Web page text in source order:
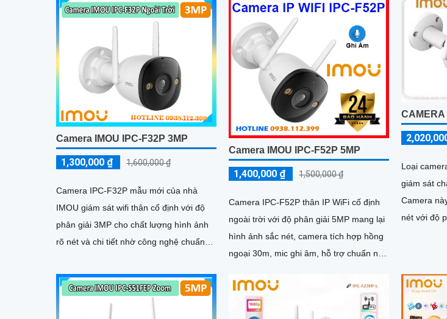
Camera IMOU IPC-F32P 3MP
1,300,000 ₫ 1,600,000 ₫
Camera IPC-F32P mẫu mới của nhà
IMOU giám sát wifi thân cố định với độ
phân giải 3MP cho chất lượng hình ảnh
rõ nét và chi tiết nhờ công nghệ chuẩn
Camera IMOU IPC-F52P 5MP
1,400,000 ₫ 1,500,000 ₫
Camera IPC-F52P thân IP WiFi cố định
ngoài trời với độ phân giải 5MP mang lại
hình ảnh sắc nét, camera tích hợp hồng
ngoại 30m, mic ghi âm, hỗ trợ chuẩn nén
CAMERA
Loại
giám sát
Camera
nét với độ